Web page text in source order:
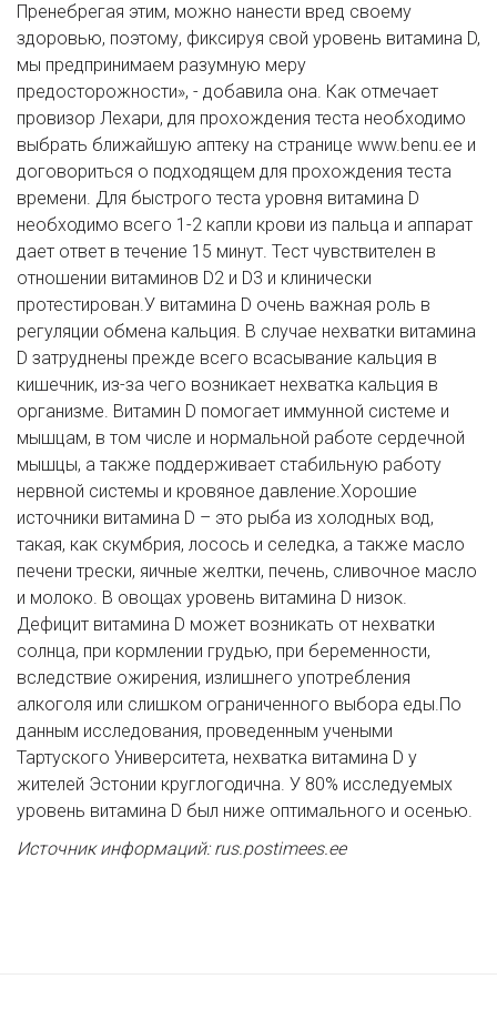
Пренебрегая этим, можно нанести вред своему
здоровью, поэтому, фиксируя свой уровень витамина D,
мы предпринимаем разумную меру
предосторожности», - добавила она. Как отмечает
провизор Лехари, для прохождения теста необходимо
выбрать ближайшую аптеку на странице www.benu.ee и
договориться о подходящем для прохождения теста
времени. Для быстрого теста уровня витамина D
необходимо всего 1-2 капли крови из пальца и аппарат
дает ответ в течение 15 минут. Тест чувствителен в
отношении витаминов D2 и D3 и клинически
протестирован.У витамина D очень важная роль в
регуляции обмена кальция. В случае нехватки витамина
D затруднены прежде всего всасывание кальция в
кишечник, из-за чего возникает нехватка кальция в
организме. Витамин D помогает иммунной системе и
мышцам, в том числе и нормальной работе сердечной
мышцы, а также поддерживает стабильную работу
нервной системы и кровяное давление.Хорошие
источники витамина D – это рыба из холодных вод,
такая, как скумбрия, лосось и селедка, а также масло
печени трески, яичные желтки, печень, сливочное масло
и молоко. В овощах уровень витамина D низок.
Дефицит витамина D может возникать от нехватки
солнца, при кормлении грудью, при беременности,
вследствие ожирения, излишнего употребления
алкоголя или слишком ограниченного выбора еды.По
данным исследования, проведенным учеными
Тартуского Университета, нехватка витамина D у
жителей Эстонии круглогодична. У 80% исследуемых
уровень витамина D был ниже оптимального и осенью.
Источник информаций: rus.postimees.ee